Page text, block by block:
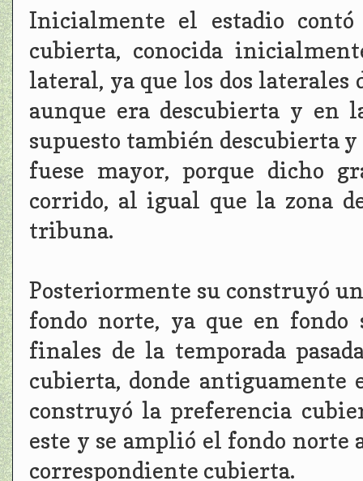
Inicialmente el estadio
cubierta, conocida
lateral, ya que los dos
aunque era descubierta y en
supuesto también descubierta
fuese mayor, porque dicho
corrido, al igual que la zona
tribuna.
Posteriormente su construyó
fondo norte, ya que en fondo
finales de la temporada
cubierta, donde antiguamente
construyó la preferencia
este y se amplió el fondo norte
correspondiente cubierta.